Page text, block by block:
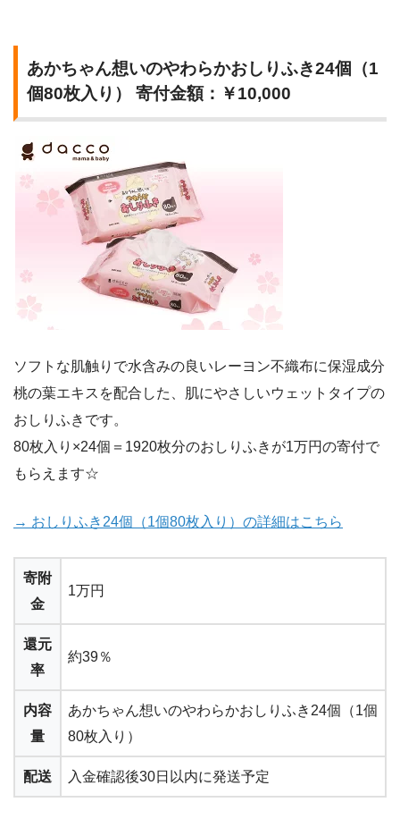
あかちゃん想いのやわらかおしりふき24個（1
個80枚入り） 寄付金額：￥10,000
ソフトな肌触りで水含みの良いレーヨン不織布に保湿成分
桃の葉エキスを配合した、肌にやさしいウェットタイプの
おしりふきです。
80枚入り×24個＝1920枚分のおしりふきが1万円の寄付で
もらえます☆
→ おしりふき24個（1個80枚入り）の詳細はこちら
寄附
金
1万円
還元
率
約39％
内容
量
あかちゃん想いのやわらかおしりふき24個（1個
80枚入り）
配送 入金確認後30日以内に発送予定